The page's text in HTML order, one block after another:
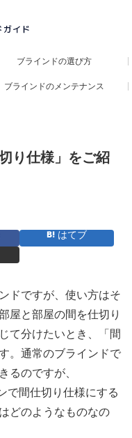
ブラインドの選び方
ブラインドのメンテナンス
り仕様」をご紹
はてブ
ドですが、使い方はそ
屋と部屋の間を仕切り
て分けたいとき、「間
。通常のブラインドで
るのですが、
で間仕切り仕様にする
どのようなものなの